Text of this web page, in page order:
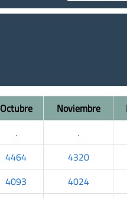
Octubre Noviembre
. .
4464 4320
4093 4024